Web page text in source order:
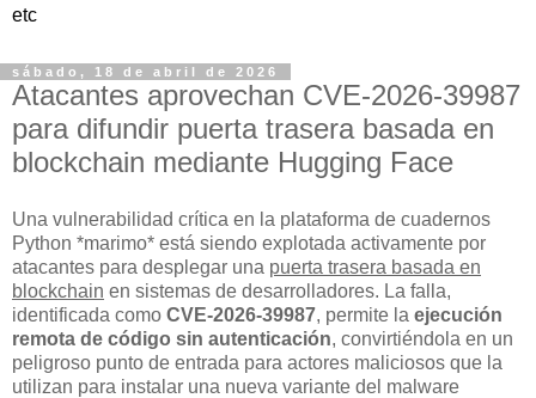
etc
sábado, 18 de abril de 2026
Atacantes aprovechan CVE-2026-39987
para difundir puerta trasera basada en
blockchain mediante Hugging Face
Una vulnerabilidad crítica en la plataforma de cuadernos
Python *marimo* está siendo explotada activamente por
atacantes para desplegar una puerta trasera basada en
blockchain en sistemas de desarrolladores. La falla,
identificada como CVE-2026-39987, permite la ejecución
remota de código sin autenticación, convirtiéndola en un
peligroso punto de entrada para actores maliciosos que la
utilizan para instalar una nueva variante del malware